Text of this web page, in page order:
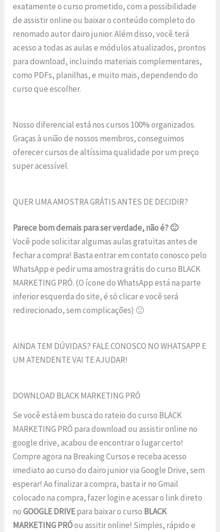
exatamente o curso prometido, com a possibilidade
de assistir online ou baixar o conteúdo completo do
renomado autor dairo junior. Além disso, você terá
acesso a todas as aulas e módulos atualizados, prontos
para download, incluindo materiais complementares,
como PDFs, planilhas, e muito mais, dependendo do
curso que escolher.
Nosso diferencial está nos cursos 100% organizados.
Graças à união de nossos membros, conseguimos
oferecer cursos de altíssima qualidade por um preço
super acessível.
QUER UMA AMOSTRA GRÁTIS ANTES DE DECIDIR?
Parece bom demais para ser verdade, não é? 🙂
Você pode solicitar algumas aulas gratuitas antes de
fechar a compra! Basta entrar em contato conosco pelo
WhatsApp e pedir uma amostra grátis do curso BLACK
MARKETING PRÓ. (O ícone do WhatsApp está na parte
inferior esquerda do site, é só clicar e você será
redirecionado, sem complicações) 🙂
AINDA TEM DÚVIDAS? FALE CONOSCO NO WHATSAPP E
UM ATENDENTE VAI TE AJUDAR!
DOWNLOAD BLACK MARKETING PRÓ
Se você está em busca do rateio do curso BLACK
MARKETING PRÓ para download ou assistir online no
google drive, acabou de encontrar o lugar certo!
Compre agora na Breaking Cursos e receba acesso
imediato ao curso do dairo junior via Google Drive, sem
esperar! Ao finalizar a compra, basta ir no Gmail
colocado na compra, fazer login e acessar o link direto
noGOOGLE DRIVEpara baixar o curso BLACK
MARKETING PRÓou assitir online! Simples, rápido e